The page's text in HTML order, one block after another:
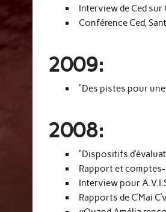
Interview de Ced sur
Conférence Ced,
2009:
“Des pistes pour
2008:
“Dispositifs
Rapport et comptes-
Interview pour
Rapports de C’Mai